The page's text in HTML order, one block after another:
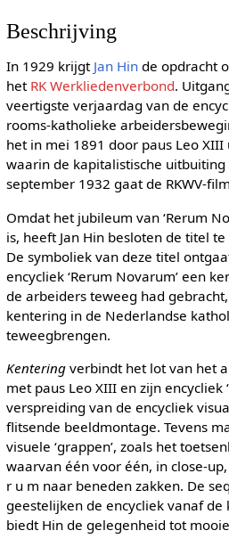
Beschrijving
In 1929 krijgt Jan Hinde opdracht
het RK Werkliedenverbond.
veertigste verjaardag van de
rooms-katholieke
het in mei 1891 door paus Leo
waarin de kapitalistische
september 1932 gaat de RKWV-
Omdat het jubileum van ‘Rerum
is, heeft Jan Hin besloten de titel
De symboliek van deze titel
encycliek ‘Rerum Novarum’ een
de arbeiders teweeg had
kentering in de Nederlandse
teweegbrengen.
Kenteringverbindt het lot van het
met paus Leo XIII en zijn encycliek
verspreiding van de encycliek
flitsende beeldmontage. Tevens
visuele ‘grappen’, zoals het
waarvan één voor één, in close-
r u m naar beneden zakken. De
geestelijken de encycliek vanaf de
biedt Hin de gelegenheid tot